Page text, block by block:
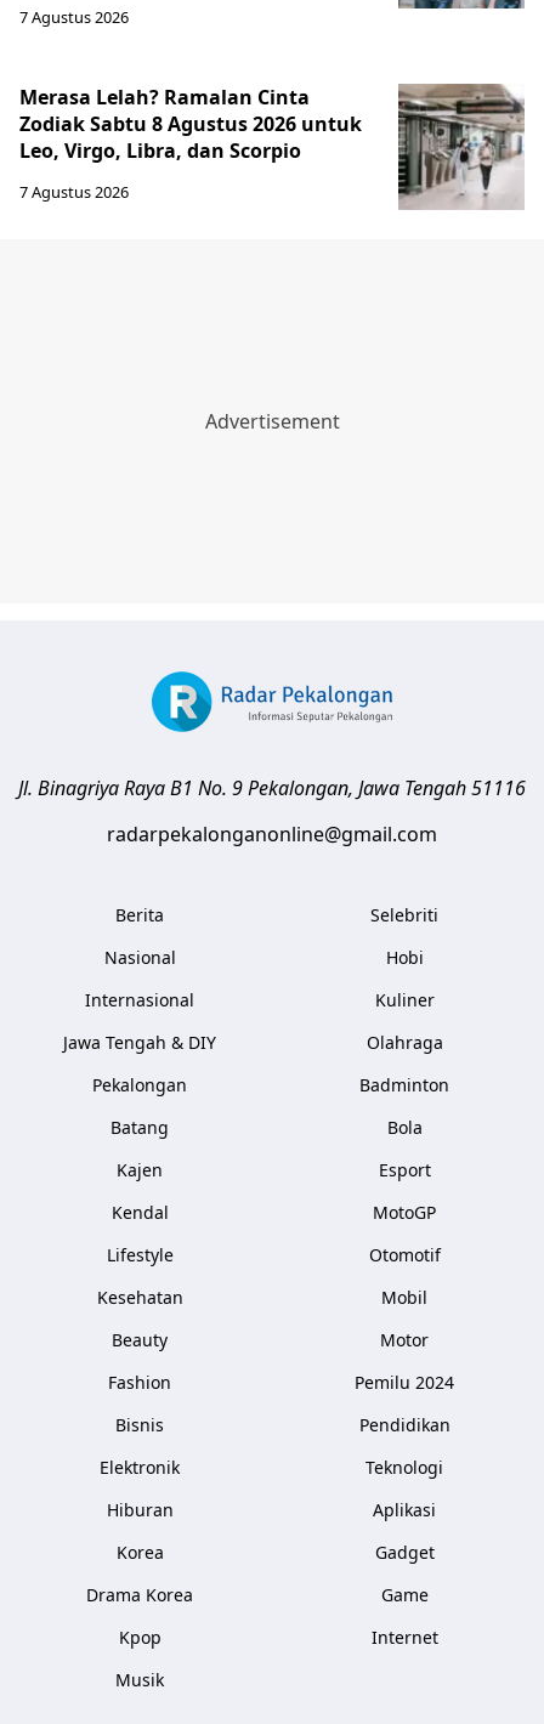
7 Agustus 2026
Merasa Lelah? Ramalan Cinta
Zodiak Sabtu 8 Agustus 2026 untuk
Leo, Virgo, Libra, dan Scorpio
7 Agustus 2026
Jl. Binagriya Raya B1 No. 9Pekalongan, Jawa Tengah51116
radarpekalonganonline@gmail.com
Berita
Nasional
Internasional
Jawa Tengah & DIY
Pekalongan
Batang
Kajen
Kendal
Lifestyle
Kesehatan
Beauty
Fashion
Bisnis
Elektronik
Hiburan
Korea
Drama Korea
Kpop
Musik
Selebriti
Hobi
Kuliner
Olahraga
Badminton
Bola
Esport
MotoGP
Otomotif
Mobil
Motor
Pemilu 2024
Pendidikan
Teknologi
Aplikasi
Gadget
Game
Internet